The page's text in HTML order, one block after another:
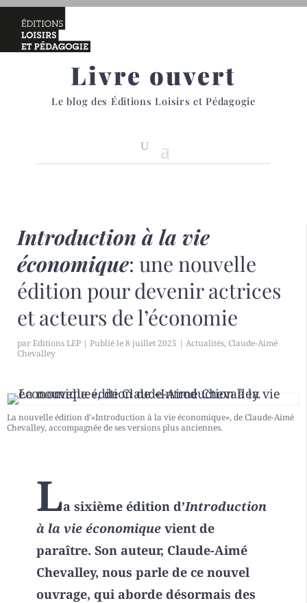
Livre ouvert
Le blog des Éditions Loisirs et Pédagogie
Introduction à la vie
économique: une nouvelle
édition pour devenir actrices
et acteurs de l’économie
parEditions LEP | 8 juillet 2025 | Actualités,Claude-Aimé
Chevalley
La nouvelle édition d’«Introduction à la vie économique», de Claude-Aimé
Chevalley, accompagnée de ses versions plus anciennes.
La sixième édition d’Introduction
à la vie économiquevient de
paraître. Son auteur, Claude-Aimé
Chevalley, nous parle de ce nouvel
ouvrage, qui aborde désormais des